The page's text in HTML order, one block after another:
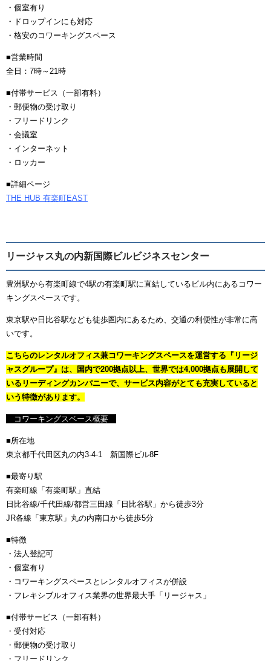
・個室有り
・ドロップインにも対応
・格安のコワーキングスペース
■営業時間
全日：7時～21時
■付帯サービス（一部有料）
・郵便物の受け取り
・フリードリンク
・会議室
・インターネット
・ロッカー
■詳細ページ
THE HUB 有楽町EAST
リージャス丸の内新国際ビルビジネスセンター
豊洲駅から有楽町線で4駅の有楽町駅に直結しているビル内にあるコワー
キングスペースです。
東京駅や日比谷駅なども徒歩圏内にあるため、交通の利便性が非常に高
いです。
こちらのレンタルオフィス兼コワーキングスペースを運営する『リージ
ャスグループ』は、国内で200拠点以上、世界では4,000拠点も展開して
いるリーディングカンパニーで、サービス内容がとても充実していると
いう特徴があります。
コワーキングスペース概要
■所在地
東京都千代田区丸の内3-4-1 新国際ビル8F
■最寄り駅
有楽町線「有楽町駅」直結
日比谷線/千代田線/都営三田線「日比谷駅」から徒歩3分
JR各線「東京駅」丸の内南口から徒歩5分
■特徴
・法人登記可
・個室有り
・コワーキングスペースとレンタルオフィスが併設
・フレキシブルオフィス業界の世界最大手「リージャス」
■付帯サービス（一部有料）
・受付対応
・郵便物の受け取り
・フリードリンク